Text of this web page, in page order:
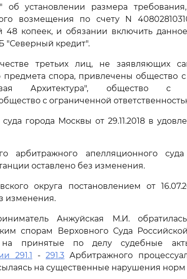
об установлении размера
возмещения по счету N
48 копеек, и обязании включить
"Северный кредит".
третьих лиц, не заявляющих
предмета спора, привлечены общество
Архитектура", общество с
с ограниченной
города Москвы от 29.11.2018 в
арбитражного апелляционного
оставлено без изменения.
округа постановлением от
изменения.
Анжуйская М.И.
спорам Верховного Суда
на принятые по делу судебные
291.1 -291.3 Арбитражного
на существенные нарушения норм